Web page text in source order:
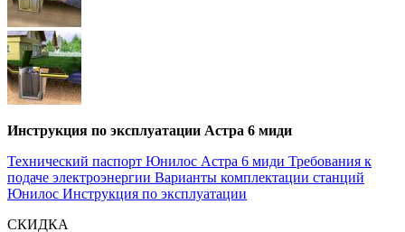
Инструкция по эксплуатации Астра 6 миди
Технический паспорт Юнилос Астра 6 миди Требования к
подаче электроэнергии Варианты комплектации станций
Юнилос Инструкция по эксплуатации
СКИДКА